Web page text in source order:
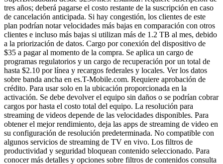
tres años; deberá pagarse el costo restante de la suscripción en caso
de cancelación anticipada. Si hay congestión, los clientes de este
plan podrían notar velocidades más bajas en comparación con otros
clientes e incluso más bajas si utilizan más de 1.2 TB al mes, debido
a la priorización de datos. Cargo por conexión del dispositivo de
$35 a pagar al momento de la compra. Se aplica un cargo de
programas regulatorios y un cargo de recuperación por un total de
hasta $2.10 por línea y recargos federales y locales. Ver los datos
sobre banda ancha en es.T-Mobile.com. Requiere aprobación de
crédito. Para usar solo en la ubicación proporcionada en la
activación. Se debe devolver el equipo sin daños o se podrían cobrar
cargos por hasta el costo total del equipo. La resolución para
streaming de videos depende de las velocidades disponibles. Para
obtener el mejor rendimiento, deja las apps de streaming de video en
su configuración de resolución predeterminada. No compatible con
algunos servicios de streaming de TV en vivo. Los filtros de
productividad y seguridad bloquean contenido seleccionado. Para
conocer más detalles y opciones sobre filtros de contenidos consulta